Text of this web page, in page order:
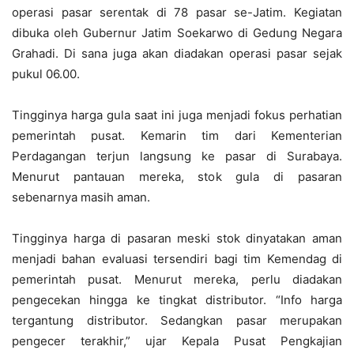
operasi pasar serentak di 78 pasar se-Jatim. Kegiatan
dibuka oleh Gubernur Jatim Soekarwo di Gedung Negara
Grahadi. Di sana juga akan diadakan operasi pasar sejak
pukul 06.00.
Tingginya harga gula saat ini juga menjadi fokus perhatian
pemerintah pusat. Kemarin tim dari Kementerian
Perdagangan terjun langsung ke pasar di Surabaya.
Menurut pantauan mereka, stok gula di pasaran
sebenarnya masih aman.
Tingginya harga di pasaran meski stok dinyatakan aman
menjadi bahan evaluasi tersendiri bagi tim Kemendag di
pemerintah pusat. Menurut mereka, perlu diadakan
pengecekan hingga ke tingkat distributor. “Info harga
tergantung distributor. Sedangkan pasar merupakan
pengecer terakhir,” ujar Kepala Pusat Pengkajian